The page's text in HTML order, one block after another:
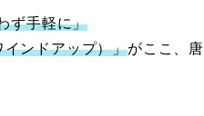
ず手軽に」
ンドアップ）」がここ、唐